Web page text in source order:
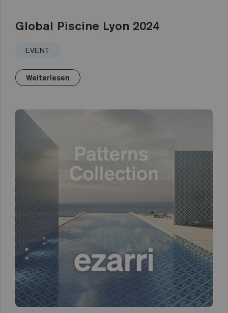
Global Piscine Lyon 2024
EVENT
Weiterlesen